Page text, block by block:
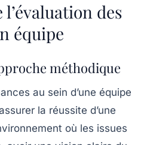
des
équipe
méthodique
au sein d’une équipe
la réussite d’une
où les issues